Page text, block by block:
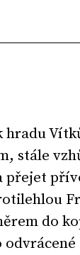
hradu
stále
do